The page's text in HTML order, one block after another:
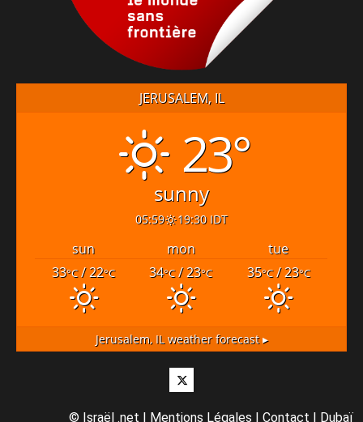
JERUSALEM, IL
23°
sunny
05:59 19:30 IDT
sun mon
tue
33°C/ 22°C 34°C/ 23°C 35°C/ 23°C
Jerusalem, ILweather forecast ▸
Twitter
© Israël .net | Mentions Légales | Contact | Dubaï